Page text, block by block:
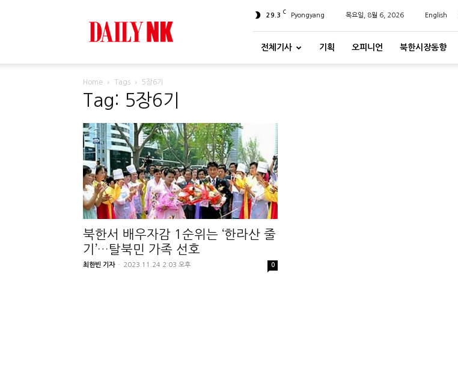
29.3 C Pyongyang 목요일, 8월 6, 2026 English
전체기사 기획 오피니언 북한시장동향
Home Tags 5장6기
Tag: 5장6기
북한서 배우자감 1순위는 ‘한라산 줄
기’…탈북민 가족 선호
최한빈 기자 - 2023.11.24 2:03 오후 0